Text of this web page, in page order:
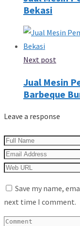
Bekasi
Next post
Jual Mesin
Barbeque
Leave a response
Save my name,
next time I comment.